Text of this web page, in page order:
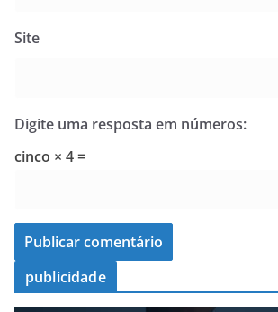
Site
Digite uma resposta em números:
cinco × 4 =
publicidade